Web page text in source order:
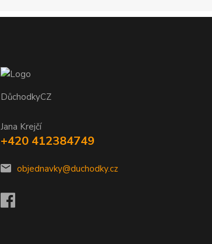
DůchodkyCZ
Jana Krejčí
+420 412384749
objednavky@duchodky.cz